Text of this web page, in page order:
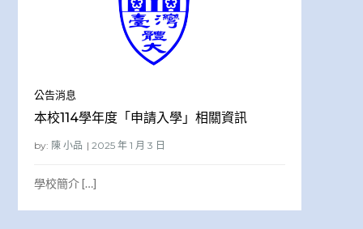
公告消息
本校114學年度「申請入學」相關資訊
by: 陳 小品
學校簡介 […]